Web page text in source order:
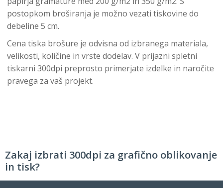
postopkom broširanja je možno vezati tiskovine do
debeline 5 cm.
Cena tiska brošure je odvisna od izbranega materiala,
velikosti, količine in vrste dodelav. V prijazni spletni
tiskarni 300dpi preprosto primerjate izdelke in naročite
pravega za vaš projekt.
Zakaj izbrati 300dpi za grafično oblikovanje
in tisk?